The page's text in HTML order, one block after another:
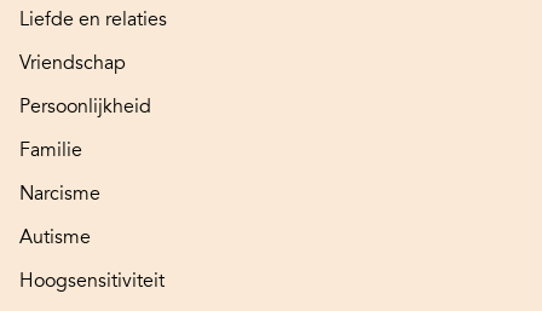
Liefde en relaties
Vriendschap
Persoonlijkheid
Familie
Narcisme
Autisme
Hoogsensitiviteit